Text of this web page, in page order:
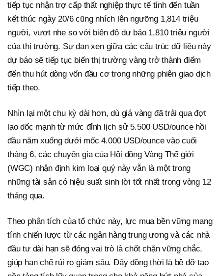
tiếp tục nhận trợ cấp thất nghiệp thực tế tính đến tuần
kết thúc ngày 20/6 cũng nhích lên ngưỡng 1,814 triệu
người, vượt nhẹ so với biên độ dự báo 1,810 triệu người
của thị trường. Sự đan xen giữa các cấu trúc dữ liệu này
dự báo sẽ tiếp tục biến thị trường vàng trở thành điểm
đến thu hút dòng vốn đầu cơ trong những phiên giao dịch
tiếp theo.
Nhìn lại một chu kỳ dài hơn, dù giá vàng đã trải qua đợt
lao dốc mạnh từ mức đỉnh lịch sử 5.500 USD/ounce hồi
đầu năm xuống dưới mốc 4.000 USD/ounce vào cuối
tháng 6, các chuyên gia của Hội đồng Vàng Thế giới
(WGC) nhận định kim loại quý này vẫn là một trong
những tài sản có hiệu suất sinh lời tốt nhất trong vòng 12
tháng qua.
Theo phân tích của tổ chức này, lực mua bền vững mang
tính chiến lược từ các ngân hàng trung ương và các nhà
đầu tư dài hạn sẽ đóng vai trò là chốt chặn vững chắc,
giúp hạn chế rủi ro giảm sâu. Đây đồng thời là bệ đỡ tạo